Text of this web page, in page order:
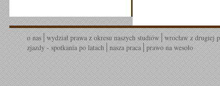
o nas wydział prawa z okresu naszych studiów wrocław z drugiej
zjazdy - spotkania po latach nasza praca prawo na wesoło